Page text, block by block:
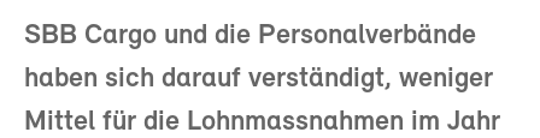
SBB Cargo und die Personalverbände
haben sich darauf verständigt, weniger
Mittel für die Lohnmassnahmen im Jahr